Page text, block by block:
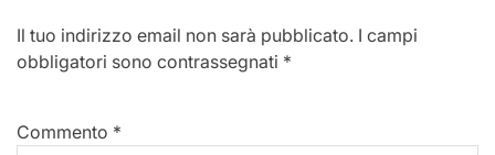
Il tuo indirizzo email non sarà pubblicato. I campi
obbligatori sono contrassegnati *
Commento *